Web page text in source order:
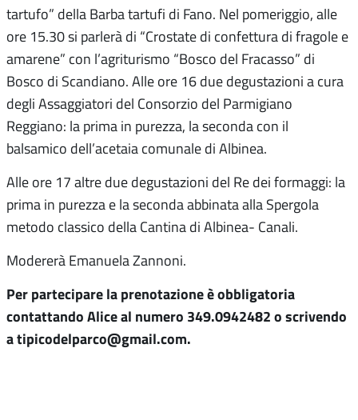
tartufo” della Barba tartufi di Fano. Nel pomeriggio, alle
ore 15.30 si parlerà di “Crostate di confettura di fragole e
amarene” con l’agriturismo “Bosco del Fracasso” di
Bosco di Scandiano. Alle ore 16 due degustazioni a cura
degli Assaggiatori del Consorzio del Parmigiano
Reggiano: la prima in purezza, la seconda con il
balsamico dell’acetaia comunale di Albinea.
Alle ore 17 altre due degustazioni del Re dei formaggi: la
prima in purezza e la seconda abbinata alla Spergola
metodo classico della Cantina di Albinea- Canali.
Modererà Emanuela Zannoni.
Per partecipare la prenotazione è obbligatoria
contattando Alice al numero 349.0942482 o scrivendo
a tipicodelparco@gmail.com.